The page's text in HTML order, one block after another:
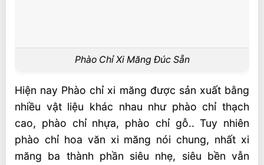
Phào Chỉ Xi Măng Đúc Sẵn
Hiện nay Phào chỉ xi măng được sản xuất bằng
nhiều vật liệu khác nhau như phào chỉ thạch
cao, phào chỉ nhựa, phào chỉ gỗ.. Tuy nhiên
phào chỉ hoa văn xi măng nói chung, nhất xi
măng ba thành phần siêu nhẹ, siêu bền vẫn